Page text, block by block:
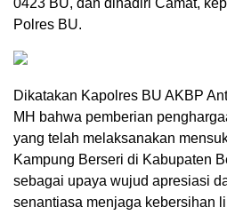
0423 BU, dan dihadiri Camat,
Polres BU.
Dikatakan Kapolres BU AKBP
MH bahwa pemberian
yang telah melaksanakan
Kampung Berseri di Kabupaten
sebagai upaya wujud apresiasi
senantiasa menjaga kebersihan